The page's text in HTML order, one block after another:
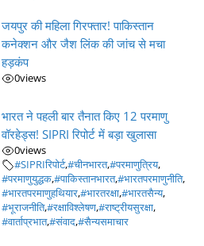
जयपुर की महिला गिरफ्तार! पाकिस्तान
कनेक्शन और जैश लिंक की जांच से मचा
हड़कंप
0views
भारत ने पहली बार तैनात किए 12 परमाणु
वॉरहेड्स! SIPRI रिपोर्ट में बड़ा खुलासा
0views
#SIPRIरिपोर्ट,#चीनभारत,#परमाणुत्रिय,
#परमाणुयुद्धक,#पाकिस्तानभारत,#भारतपरमाणुनीति,
#भारतपरमाणुहथियार,#भारतरक्षा,#भारतसैन्य,
#भूराजनीति,#रक्षाविश्लेषण,#राष्ट्रीयसुरक्षा,
#वार्ताप्रभात,#संवाद,#सैन्यसमाचार